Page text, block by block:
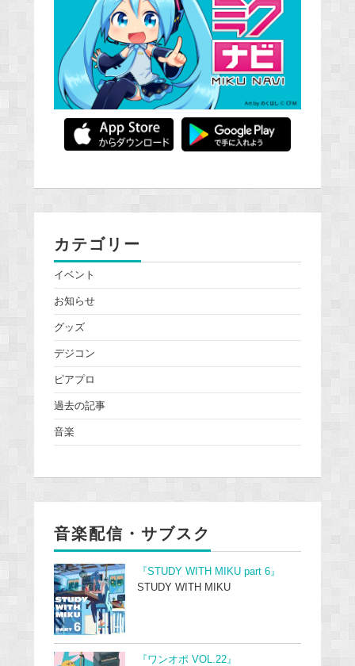
カテゴリー
イベント
お知らせ
グッズ
デジコン
ピアプロ
過去の記事
音楽
音楽配信・サブスク
『STUDY WITH MIKU part 6』
STUDY WITH MIKU
『ワンオポ VOL.22』